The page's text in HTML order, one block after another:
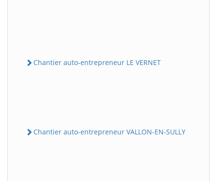
Chantier auto-entrepreneur LE VERNET
Chantier auto-entrepreneur VALLON-EN-SULLY